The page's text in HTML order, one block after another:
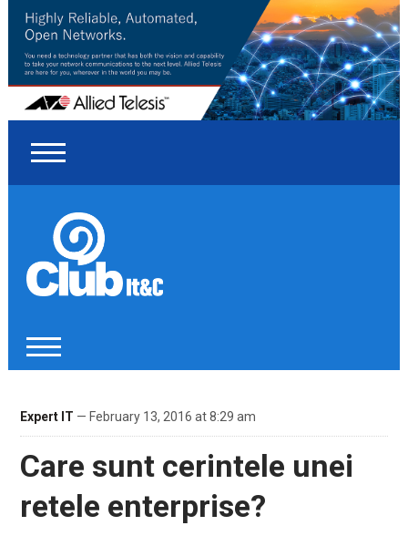
Expert IT — February 13, 2016 at 8:29 am
Care sunt cerintele unei
retele enterprise?